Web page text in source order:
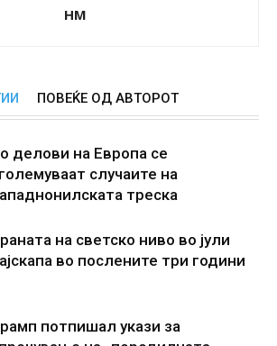
НМ
ПОВЕЌЕ ОД АВТОРОТ
делови на Европа се
случаите на
треска
на светско ниво во јули
во послените три години
потпишал укази за